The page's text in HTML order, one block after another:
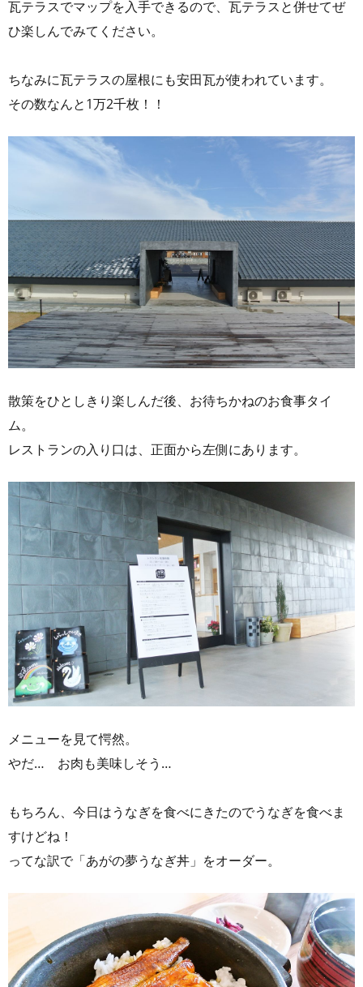
瓦テラスでマップを入手できるので、瓦テラスと併せてぜ
ひ楽しんでみてください。
ちなみに瓦テラスの屋根にも安田瓦が使われています。
その数なんと1万2千枚！！
散策をひとしきり楽しんだ後、お待ちかねのお食事タイ
ム。
レストランの入り口は、正面から左側にあります。
メニューを見て愕然。
やだ… お肉も美味しそう…
もちろん、今日はうなぎを食べにきたのでうなぎを食べま
すけどね！
ってな訳で「あがの夢うなぎ丼」をオーダー。